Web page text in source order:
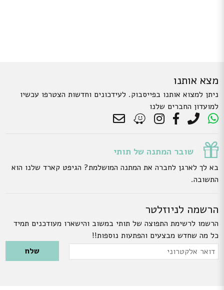
מצא אותנו
ניתן למצוא אותנו בפייסבוק. לעידכונים וחדשות הצטרפו עכשיו
למועדון החברים שלנו
שובר המתנה של תותי
בא לך לארגן לחברה את המתנה המושלמת? הגיפט קארד שלנו הוא
התשובה.
הרשמה לניוזלטר
הרשמו לרשימת התפוצה של תותי במשוב והישארו מעודכנים תמיד
כל מה שחדש מבצעים והפתעות נוספות!!
Please leave this field empty.
דואר